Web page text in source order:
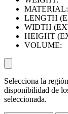
MATERIAL:
LENGTH
WIDTH
HEIGHT
VOLUME:
Selecciona la
disponibilidad de
seleccionada.